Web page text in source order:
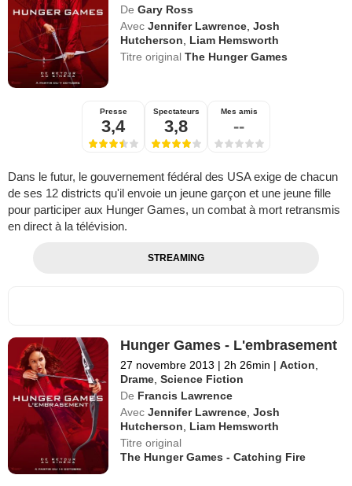
De Gary Ross
Avec Jennifer Lawrence ,Josh
Hutcherson
Liam Hemsworth
Titre originalThe Hunger Games
Presse
3,4
Spectateurs
3,8
Mes amis
--
Dans le futur, le gouvernement fédéral des USA exige de chacun
de ses 12 districts qu'il envoie un jeune garçon et une jeune fille
pour participer aux Hunger Games, un combat à mort retransmis
en direct à la télévision.
STREAMING
Hunger Games - L'embrasement
27 novembre 2013 | 2h 26min | Action
Drame ,Science Fiction
De Francis Lawrence
Avec Jennifer Lawrence ,Josh
Hutcherson
Liam Hemsworth
Titre original
The Hunger Games - Catching Fire